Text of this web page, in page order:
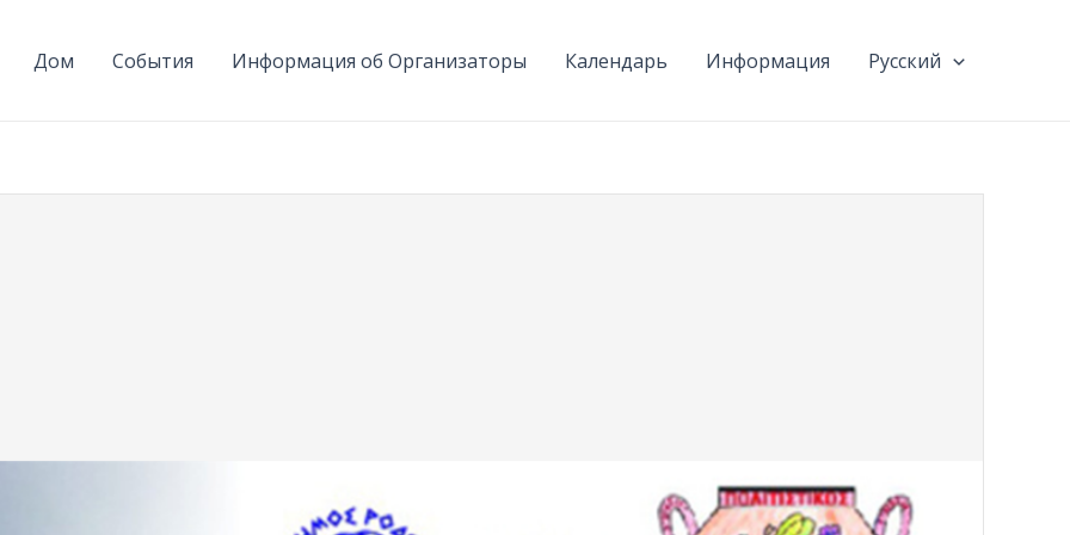
Дом События Информация об Организаторы Календарь Информация Русский